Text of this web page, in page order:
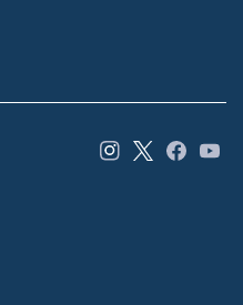
Instagram
TwitterFacebook